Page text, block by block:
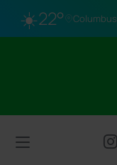
☀️22° Columbus